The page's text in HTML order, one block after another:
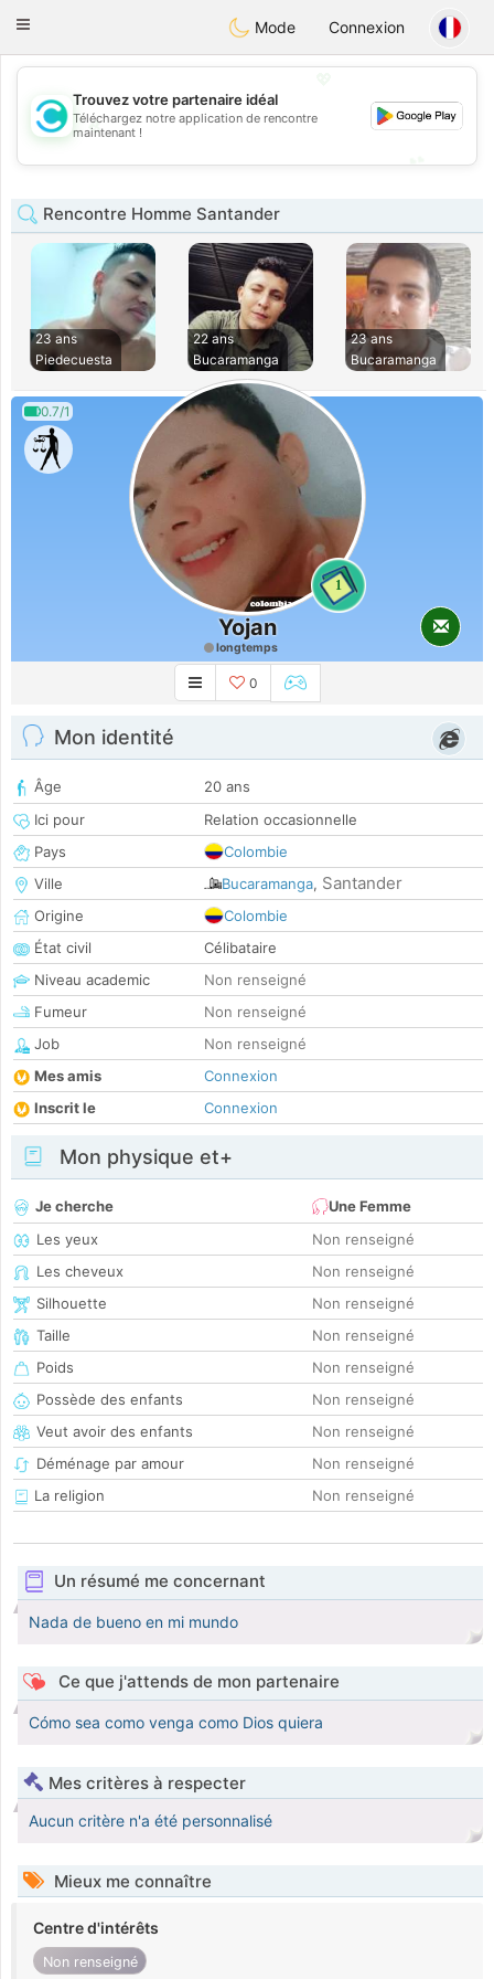
olombiaCitas
Toggle
Mode Connexion
💖
💕
Trouvez votre partenaire idéal
Téléchargez notre application de rencontre
maintenant !
Rencontre Homme Santander
23 ans
Piedecuesta
22 ans
Bucaramanga
23 ans
Bucaramanga
0.7/1
1
Yojan
longtemps
0
Mon identité
Âge
20 ans
Ici pour
Relation occasionnelle
Pays
Colombie
Ville
Bucaramanga, Santander
Origine
Colombie
État civil
Célibataire
Niveau academic
Non renseigné
Fumeur
Non renseigné
Job
Non renseigné
Mes amis
Connexion
Inscrit le
Connexion
Mon physique et+
Je cherche
Une Femme
Les yeux
Non renseigné
Les cheveux
Non renseigné
Silhouette
Non renseigné
Taille
Non renseigné
Poids
Non renseigné
Possède des enfants
Non renseigné
Veut avoir des enfants
Non renseigné
Déménage par amour
Non renseigné
La religion
Non renseigné
Un résumé me concernant
Nada de bueno en mi mundo
Ce que j'attends de mon partenaire
Cómo sea como venga como Dios quiera
Mes critères à respecter
Aucun critère n'a été personnalisé
Mieux me connaître
Centre d'intérêts
Non renseigné